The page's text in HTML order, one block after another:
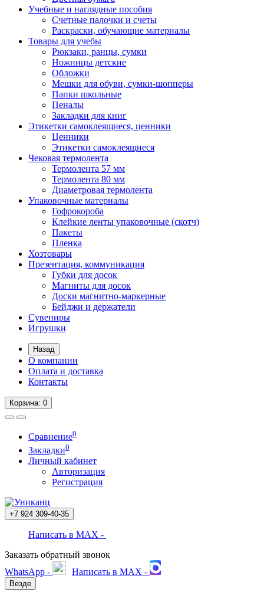
Учебные и наглядные пособия
Счетные палочки и счеты
Раскраски, обучающие материалы
Товары для учебы
Рюкзаки, ранцы, сумки
Ножницы детские
Обложки
Мешки для обуви, сумки-шопперы
Папки школьные
Пеналы
Закладки для книг
Этикетки самоклеящиеся, ценники
Ценники
Этикетки самоклеящиеся
Чековая термолента
Термолента 57 мм
Термолента 80 мм
Диаметровая термолента
Упаковочные материалы
Гофрокороба
Клейкие ленты упаковочные (скотч)
Пакеты
Пленка
Хозтовары
Презентация, коммуникация
Губки для досок
Магниты для досок
Доски магнитно-маркерные
Бейджи и держатели
Сувениры
Игрушки
Назад
О компании
Оплата и доставка
Контакты
Корзина: 0
Сравнение0
Закладки0
Личный кабинет
Авторизация
Регистрация
+7 924 309-40-35
Написать в MAX -
Заказать обратный звонок
WhatsApp -
Написать в MAX -
Везде